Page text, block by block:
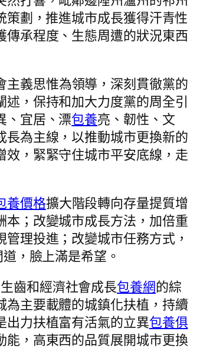
策劃，推進城市成長獲得汗青性
承程度、生態周遭的狀況東西
義思惟為領導，深刻貫徹黨的
述，保持和加大力度黨的周全引
、宜居、漂包養亮、韌性、文
為主線，以推動城市更換新的
，緊緊守住城市平安底線，走
養價格擴大階段轉向存量提質增
；改變城市成長方法，加倍重
理投進；改變城市任務方式，
，臉上滿是希望。
齒和經濟社會成長包養網的綜
主要載體的城鎮化扶植，持續
出力扶植富有活氣的立異包養俱
，高東西的品質展開城市更換